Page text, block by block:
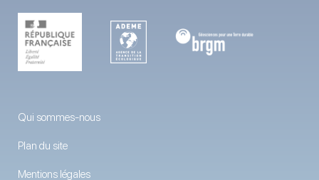
Qui sommes-nous
Plan du site
Mentions légales